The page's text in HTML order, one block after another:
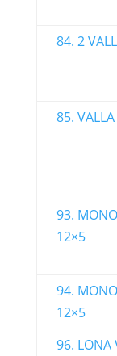
84. 2
85.
93.
12×5
94.
12×5
96. LONA